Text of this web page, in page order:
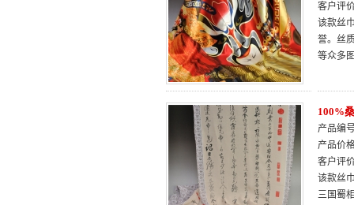
客户评
该款丝
誉。丝
等众多
100%
产品编
产品价
客户评
该款丝
三国蜀